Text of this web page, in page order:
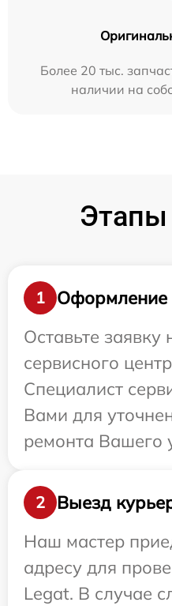
Более 20 тыс.
наличии на
Этапы
1
Оформление
Оставьте заявку
сервисного
Специалист
Вами для
ремонта Вашего
2
Выезд
Наш мастер
адресу для
Legat. В случае